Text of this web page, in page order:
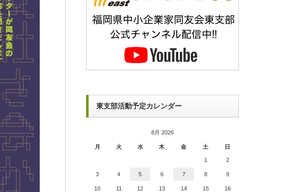
東支部活動予定カレンダー
8月 2026
月 火 水 木 金 土 日
1 2
3 4 5 6 7 8 9
10 11 12 13 14 15 16